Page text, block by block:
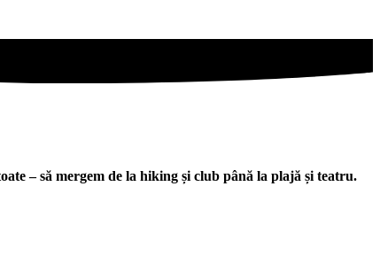
– să mergem de la hiking și club până la plajă și teatru.